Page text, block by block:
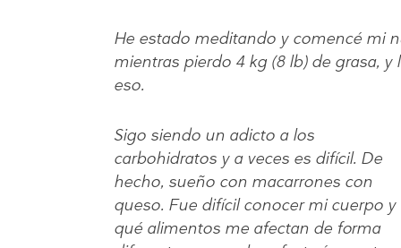
He estado meditando y comencé mi
mientras pierdo 4 kg (8 lb) de grasa,
eso.
Sigo siendo un adicto a los
carbohidratos y a veces es difícil. De
hecho, sueño con macarrones con
queso. Fue difícil conocer mi cuerpo y
qué alimentos me afectan de forma